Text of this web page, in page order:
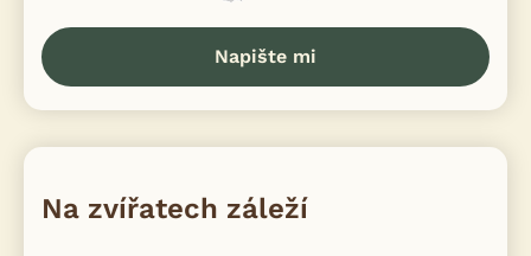
Napište mi
Na zvířatech záleží